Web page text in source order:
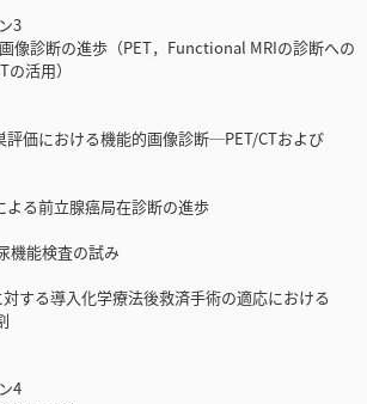
3
像診断の進歩（PET，Functional MRIの診断への
活用）
評価における機能的画像診断─PET/CTおよび
る前立腺癌局在診断の進歩
機能検査の試み
する導入化学療法後救済手術の適応における
4